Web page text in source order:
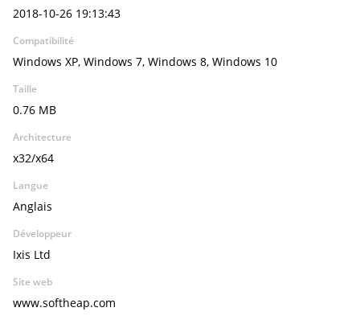
2018-10-26 19:13:43
Compatibilité
Windows XP, Windows 7, Windows 8, Windows 10
Taille
0.76 MB
Architecture
x32/x64
Langue
Anglais
Développeur
Ixis Ltd
Site web
www.softheap.com